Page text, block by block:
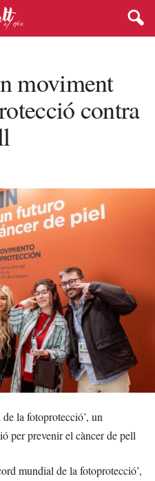
moviment
contra
la fotoprotecció’, un
per prevenir el càncer de pell
mundial de la fotoprotecció’,